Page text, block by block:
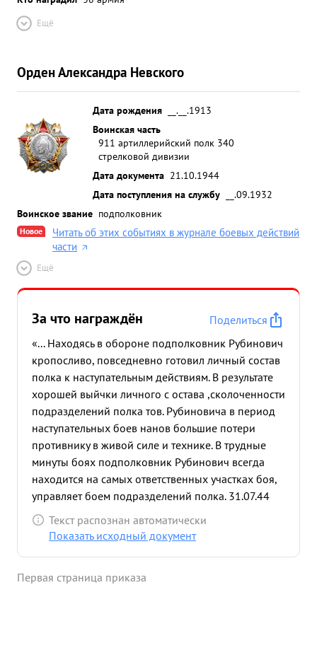
Ещё
Орден Александра Невского
Дата рождения
__.__.1913
Воинская часть
911 артиллерийский полк 340
стрелковой дивизии
Дата документа 21.10.1944
Дата поступления на службу
__.09.1932
Воинское звание подполковник
Новое
Читать об этих событиях в журнале боевых действий
части
Ещё
За что награждён
Поделиться
«... Находясь в обороне подполковник Рубинович
кропосливо, повседневно готовил личный состав
полка к наступательным действиям. В результате
хорошей выйчки личного с остава ,сколоченности
подразделений полка тов. Рубиновича в период
наступательных боев нанов большие потери
противнику в живой силе и технике. В трудные
минуты боях подполковник Рубинович всегда
находится на самых ответственных участках боя,
управляет боем подразделений полка. 31.07.44
года при форсировании р. Днестр в районе
Крупско тов Рубинович под сильным
управляя огнем полка: уничтожил одну
Текст распознан автоматически
Показать исходный документ
Первая страница приказа